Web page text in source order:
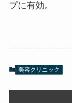
プに有効。
美容クリニック